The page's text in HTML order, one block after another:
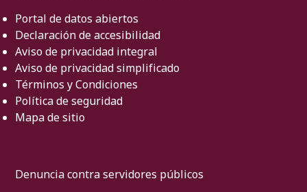
Portal de datos abiertos
Declaración de accesibilidad
Aviso de privacidad integral
Aviso de privacidad simplificado
Términos y Condiciones
Política de seguridad
Mapa de sitio
Denuncia contra servidores públicos